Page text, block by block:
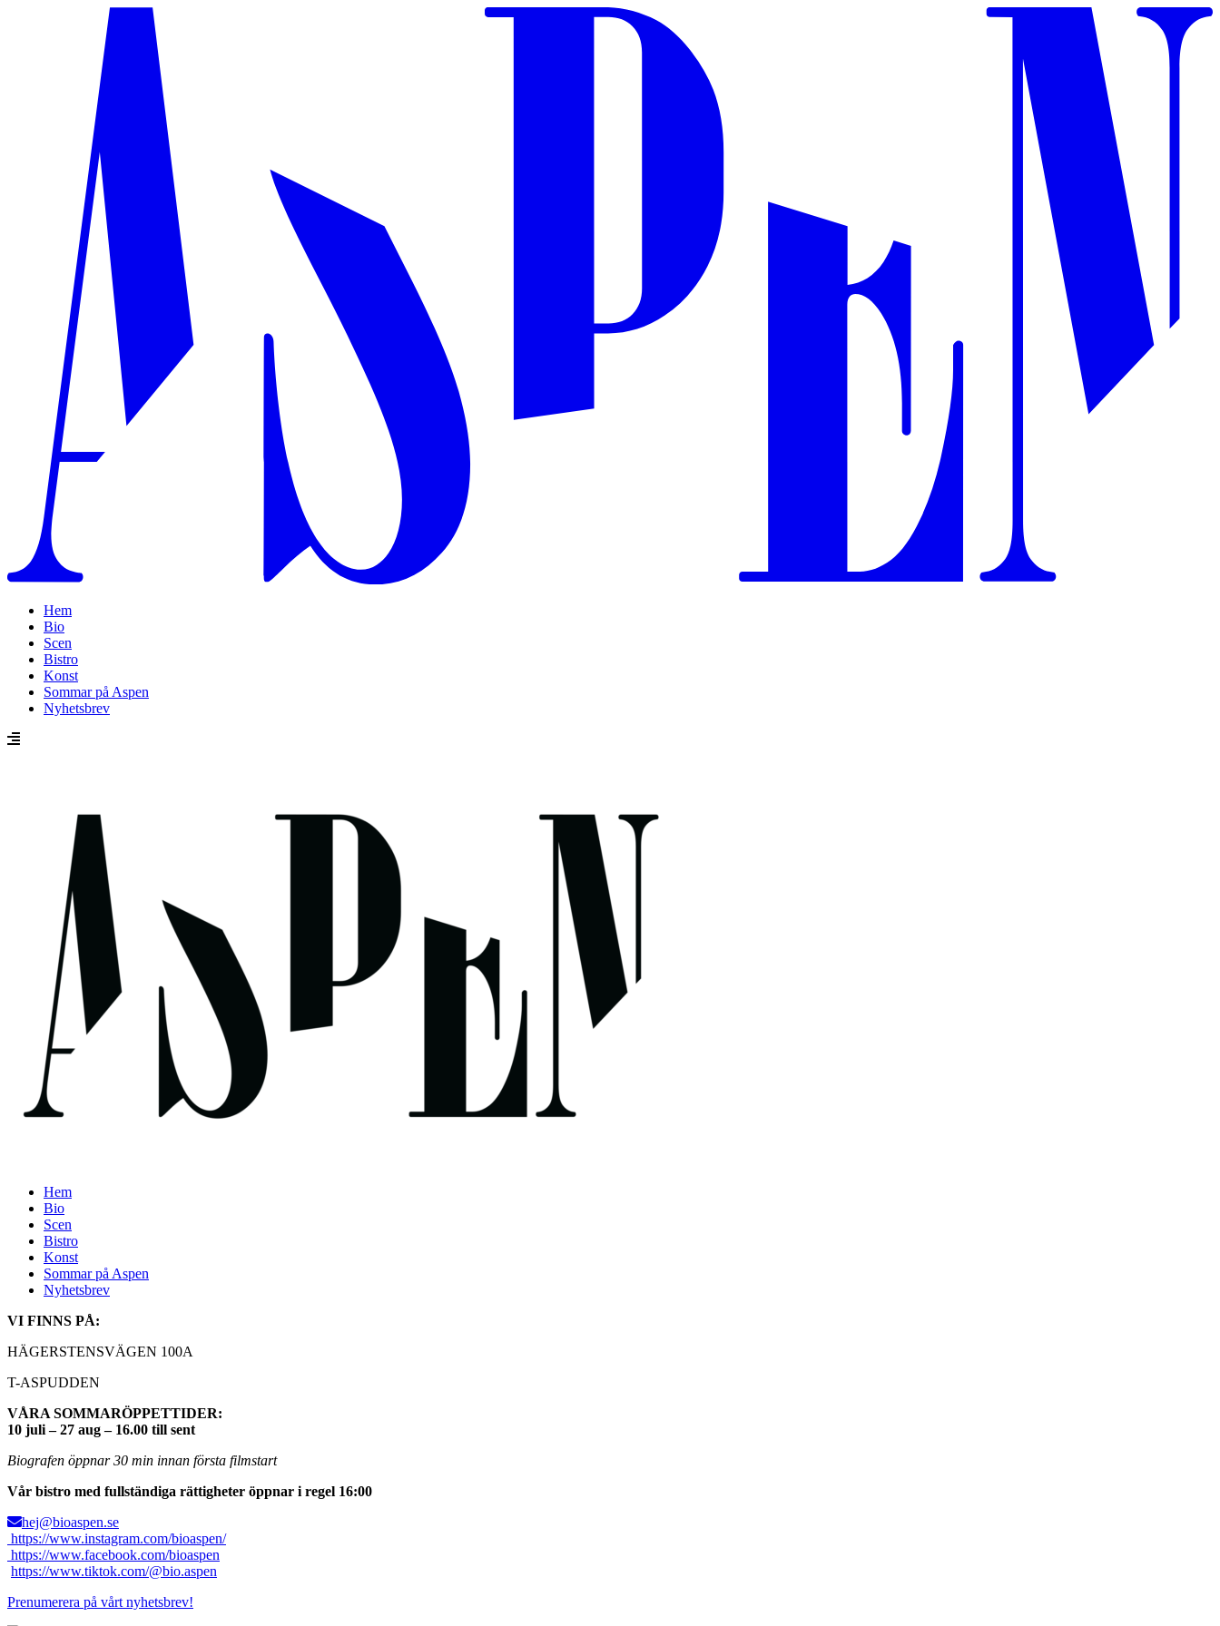
Hem
Bio
Scen
Bistro
Konst
Sommar på Aspen
Nyhetsbrev
Hem
Bio
Scen
Bistro
Konst
Sommar på Aspen
Nyhetsbrev
VI FINNS PÅ:
HÄGERSTENSVÄGEN 100A
T-ASPUDDEN
VÅRA SOMMARÖPPETTIDER:
10 juli – 27 aug – 16.00 till sent
Biografen öppnar 30 min innan första filmstart
Vår bistro med fullständiga rättigheter öppnar i regel 16:00
hej@bioaspen.se
https://www.instagram.com/bioaspen/
https://www.facebook.com/bioaspen
https://www.tiktok.com/@bio.aspen
Prenumerera på vårt nyhetsbrev!